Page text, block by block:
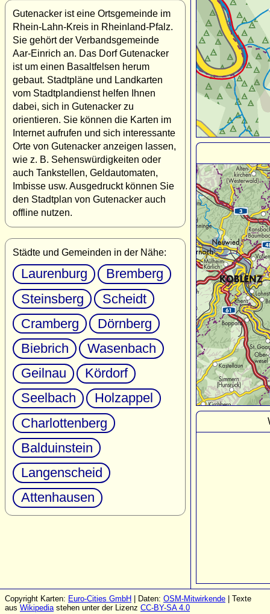
Gutenacker ist eine Ortsgemeinde im
Rhein-Lahn-Kreis in Rheinland-Pfalz.
Sie gehört der Verbandsgemeinde
Aar-Einrich an. Das Dorf Gutenacker
ist um einen Basaltfelsen herum
gebaut. Stadtpläne und Landkarten
vom Stadtplandienst helfen Ihnen
dabei, sich in Gutenacker zu
orientieren. Sie können die Karten im
Internet aufrufen und sich interessante
Orte von Gutenacker anzeigen lassen,
wie z. B. Sehenswürdigkeiten oder
auch Tankstellen, Geldautomaten,
Imbisse usw. Ausgedruckt können Sie
den Stadtplan von Gutenacker auch
offline nutzen.
Städte und Gemeinden in der Nähe:
Laurenburg
Bremberg
Steinsberg
Scheidt
Cramberg
Dörnberg
Biebrich
Wasenbach
Geilnau
Kördorf
Seelbach
Holzappel
Charlottenberg
Balduinstein
Langenscheid
Attenhausen
Copyright Karten: Euro-Cities GmbH | Daten: OSM-Mitwirkende | Texte
aus Wikipediastehen unter der Lizenz CC-BY-SA 4.0